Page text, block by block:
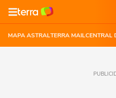
MAPA ASTRALTERRA MAILCENTRAL